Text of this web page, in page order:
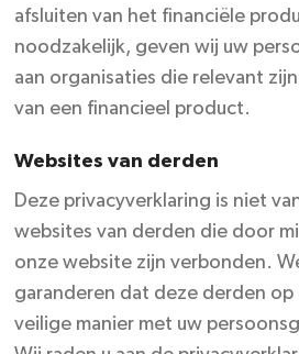
afsluiten van het financiële
noodzakelijk, geven wij uw
aan organisaties die relevant
van een financieel product.
Websites van derden
Deze privacyverklaring is niet
websites van derden die door
onze website zijn verbonden.
garanderen dat deze derden
veilige manier met uw